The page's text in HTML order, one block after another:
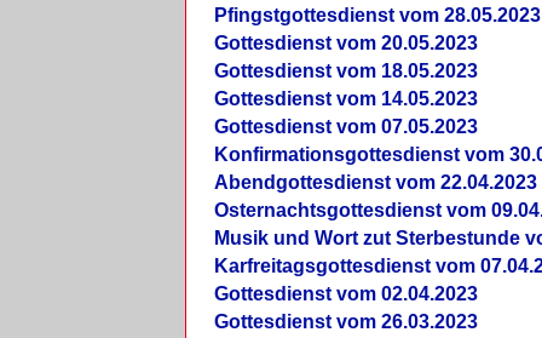
Pfingstgottesdienst vom 28.05.2023
Gottesdienst vom 20.05.2023
Gottesdienst vom 18.05.2023
Gottesdienst vom 14.05.2023
Gottesdienst vom 07.05.2023
Konfirmationsgottesdienst vom
Abendgottesdienst vom 22.04.2023
Osternachtsgottesdienst vom
Musik und Wort zut Sterbestunde
Karfreitagsgottesdienst vom
Gottesdienst vom 02.04.2023
Gottesdienst vom 26.03.2023